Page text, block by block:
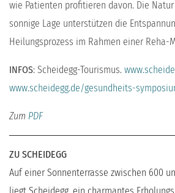
wie Patienten profitieren davon. Die
sonnige Lage unterstützen die
Heilungsprozess im Rahmen einer Reha-
INFOS: Scheidegg-Tourismus.
www.scheidegg.de/gesundheits-
Zum PDF
ZU SCHEIDEGG
Auf einer Sonnenterrasse zwischen 600